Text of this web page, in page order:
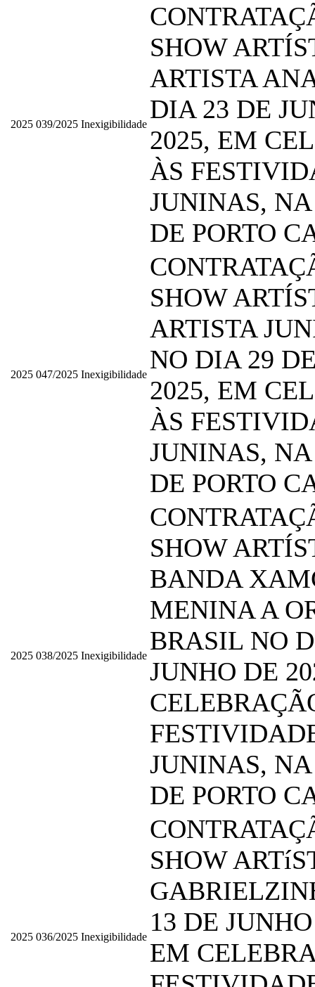
2025 039/2025 Inexigibilidade
SHOW
ARTISTA
DIA 23 DE
2025, EM
ÀS
JUNINAS,
DE PORTO
2025 047/2025 Inexigibilidade
SHOW
ARTISTA
NO DIA 29
2025, EM
ÀS
JUNINAS,
DE PORTO
2025 038/2025 Inexigibilidade
SHOW
BANDA
MENINA A
BRASIL NO
JUNHO DE
JUNINAS,
DE PORTO
2025 036/2025 Inexigibilidade
SHOW
13 DE
EM